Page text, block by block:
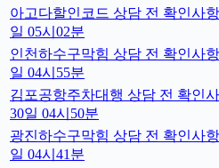
아고다할인코드 상담 전 확인사
일 05시02분
인천하수구막힘 상담 전 확인사
일 04시55분
김포공항주차대행 상담 전 확인
30일 04시50분
광진하수구막힘 상담 전 확인사
일 04시41분